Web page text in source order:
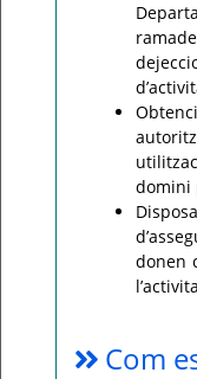
domini
donen
Com